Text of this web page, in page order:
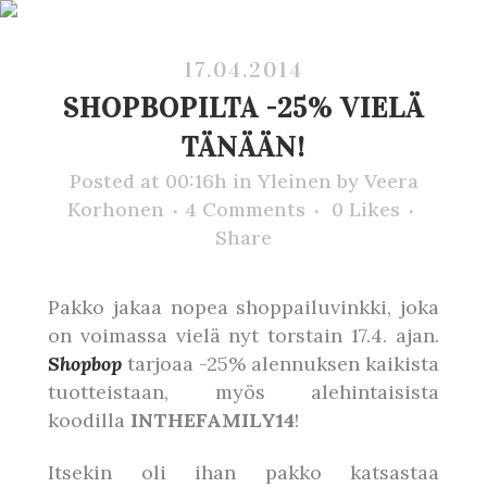
17.04.2014
SHOPBOPILTA -25% VIELÄ
TÄNÄÄN!
Posted at 00:16h in Yleinen by Veera
Korhonen
4 Comments 0 Likes
Share
Pakko jakaa nopea shoppailuvinkki, joka
on voimassa vielä nyt torstain 17.4. ajan.
Shopbop tarjoaa -25% alennuksen kaikista
tuotteistaan, myös alehintaisista
koodilla INTHEFAMILY14!
Itsekin oli ihan pakko katsastaa